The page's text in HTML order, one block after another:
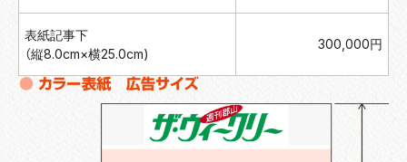
表紙記事下
（縦8.0cm×横25.0cm)
300,000円